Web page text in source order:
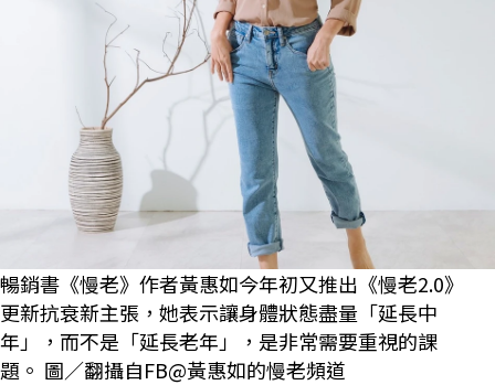
暢銷書《慢老》作者黃惠如今年初又推出《慢老2.0》
更新抗衰新主張，她表示讓身體狀態盡量「延長中
年」，而不是「延長老年」，是非常需要重視的課
題。 圖／翻攝自FB@黃惠如的慢老頻道